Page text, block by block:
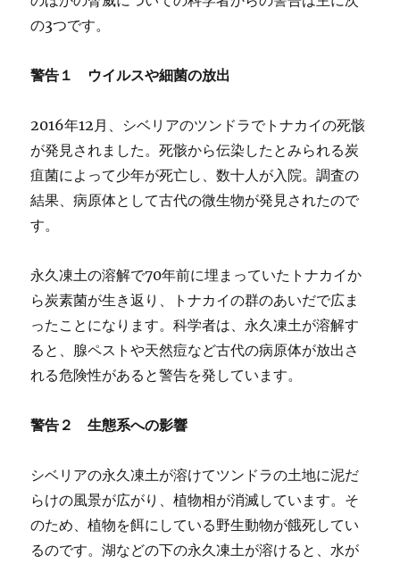
の3つです。
警告１ ウイルスや細菌の放出
2016年12月、シベリアのツンドラでトナカイの死骸
が発見されました。死骸から伝染したとみられる炭
疽菌によって少年が死亡し、数十人が入院。調査の
結果、病原体として古代の微生物が発見されたので
す。
永久凍土の溶解で70年前に埋まっていたトナカイか
ら炭素菌が生き返り、トナカイの群のあいだで広ま
ったことになります。科学者は、永久凍土が溶解す
ると、腺ペストや天然痘など古代の病原体が放出さ
れる危険性があると警告を発しています。
警告２ 生態系への影響
シベリアの永久凍土が溶けてツンドラの土地に泥だ
らけの風景が広がり、植物相が消滅しています。そ
のため、植物を餌にしている野生動物が餓死してい
るのです。湖などの下の永久凍土が溶けると、水が